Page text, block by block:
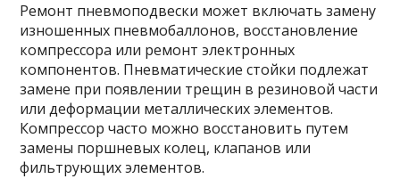
Ремонт пневмоподвески может включать замену
изношенных пневмобаллонов, восстановление
компрессора или ремонт электронных
компонентов. Пневматические стойки подлежат
замене при появлении трещин в резиновой части
или деформации металлических элементов.
Компрессор часто можно восстановить путем
замены поршневых колец, клапанов или
фильтрующих элементов.